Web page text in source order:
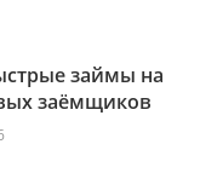
займы на
заёмщиков